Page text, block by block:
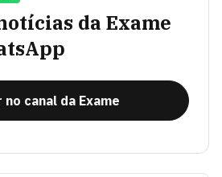
da Exame
no canal da Exame